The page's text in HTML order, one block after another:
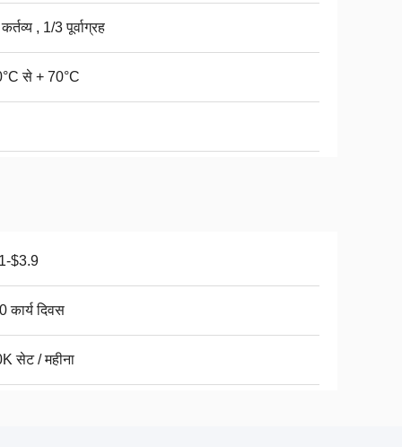
, 1/3 पूर्वाग्रह
से + 70°C
$3.9
कार्य दिवस
सेट / महीना